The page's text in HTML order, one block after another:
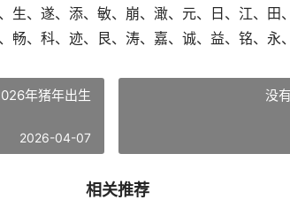
生、遂、添、敏、崩、澉、元、日、江、田
畅、科、迹、艮、涛、嘉、诚、益、铭、永
年猪年出生
2026-04-07
没
相关推荐